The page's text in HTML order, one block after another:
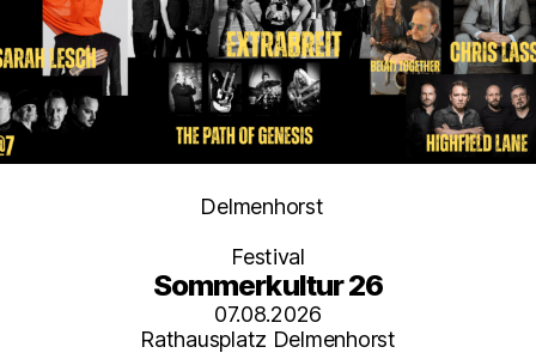
Kategorien
Delmenhorst
Festival
Sommerkultur 26
07.08.2026
Rathausplatz Delmenhorst